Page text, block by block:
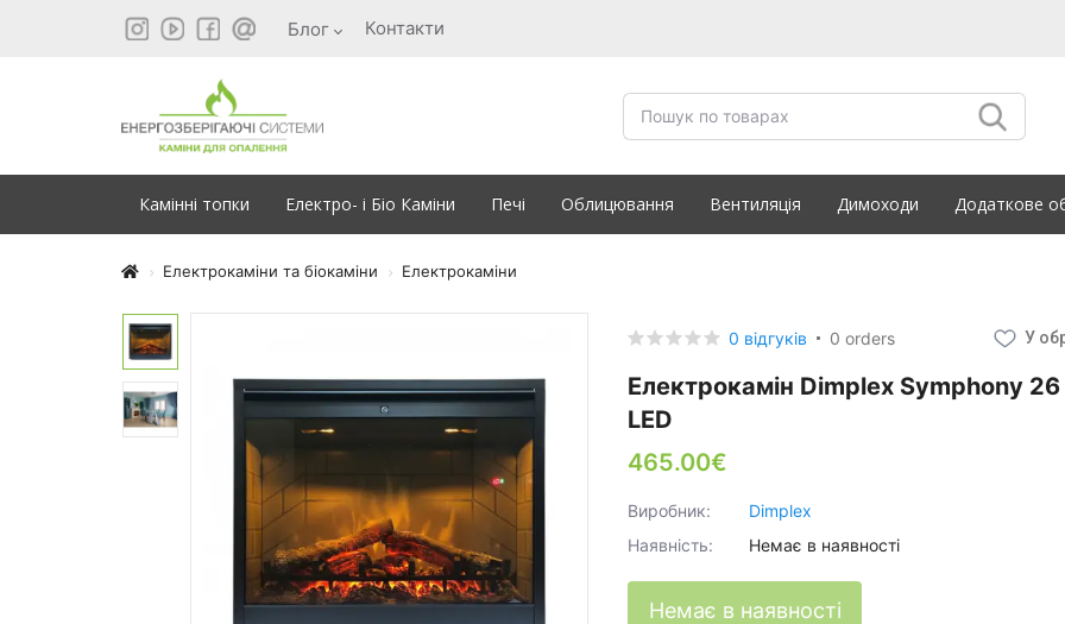
Блог Контакти
Камінні топки Електро- і Біо Каміни Печі Облицювання Вентиляція Димоходи Додаткове
Електрокаміни та біокаміни Електрокаміни
0 відгуків 0 orders У
Електрокамін Dimplex Symphony 26
LED
465.00€
Виробник:
Dimplex
Наявність:
Немає в наявності
Немає в наявності